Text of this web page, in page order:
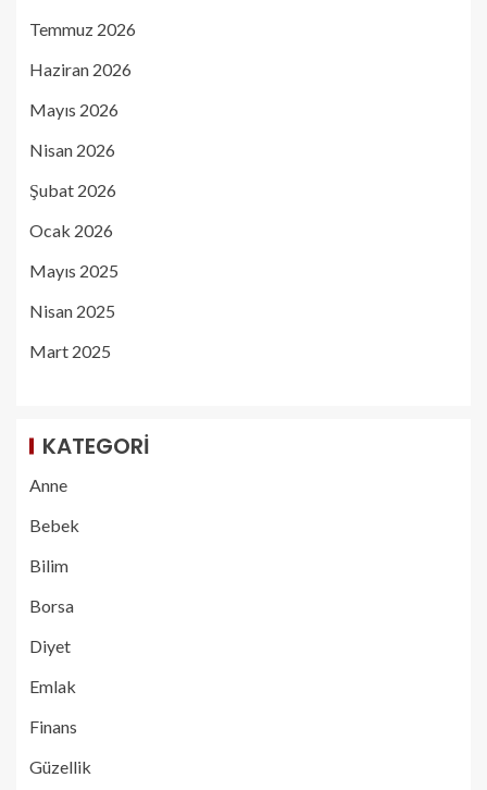
Temmuz 2026
Haziran 2026
Mayıs 2026
Nisan 2026
Şubat 2026
Ocak 2026
Mayıs 2025
Nisan 2025
Mart 2025
KATEGORI
Anne
Bebek
Bilim
Borsa
Diyet
Emlak
Finans
Güzellik